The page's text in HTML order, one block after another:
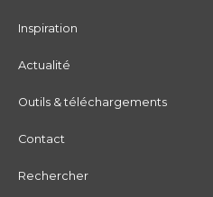
Inspiration
Actualité
Outils & téléchargements
Contact
Rechercher